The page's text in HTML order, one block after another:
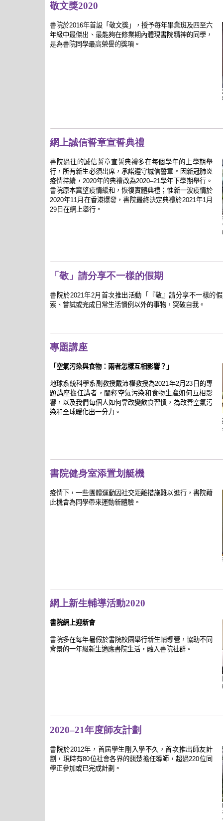
敬文獎2020
書院於2016年首設「敬文獎」，授予每年畢業班及四至六
年級中最傑出、最能夠在修業期內體現書院精神的同學，
是為書院同學最高榮譽的獎項。
網上誠信誓章宣誓典禮
書院過往的誠信誓章宣誓典禮多在每個學年的上學期舉
行，所有新生必須出席，承諾遵守誠信誓章。因新冠肺炎
疫情持續，2020年的典禮改為2020–21學年下學期舉行。
書院原本冀望疫情緩和，恢復實體典禮；惟新一波疫情於
2020年11月在香港爆發，書院最終決定典禮於2021年1月
29日在網上舉行。
「敬」請分享不一樣的假期
書院於2021年2月首次推出活動「『敬』請分享不一樣的
索、嘗試或完成日常生活慣例以外的事物，突破自我。
專題講座
「空氣污染與食物：兩者怎樣互相影響？」
地球系統科學系副教授戴沛權教授為2021年2月23日的專
題講座擔任講者，闡釋空氣污染和食物生產如何互相影
響，以及我們每個人如何靠改變飲食習慣，為改善空氣污
染和全球暖化出一分力。
書院健身室添置划艇機
疫情下，一些團體運動因社交距離措施難以進行，書院藉
此機會為同學帶來運動新體驗。
網上新生輔導活動2020
書院網上迎新會
書院多在每年暑假於書院校園舉行新生輔導營，協助不同
背景的一年級新生適應書院生活，融入書院社群。
2020–21年度師友計劃
書院於2012年，首屆學生剛入學不久，首次推出師友計
劃，現時有80位社會各界的翹楚擔任導師，超過220位同
學正參加或已完成計劃。